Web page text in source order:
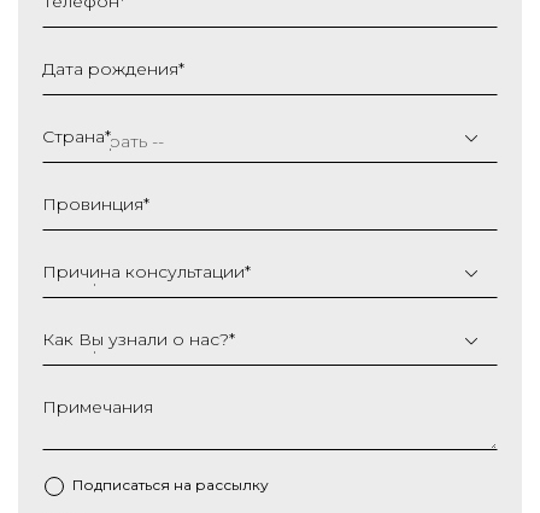
Дата рождения*
слеш
ММ
ГГГГ
Страна*
Провинция*
Причина консультации*
Как Вы узнали о нас?*
Примечания
Подписаться на рассылку